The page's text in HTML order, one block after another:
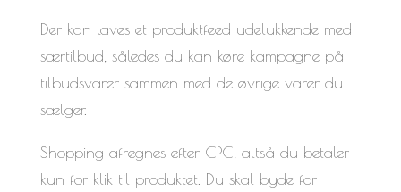
Der kan laves et produktfeed udelukkende med
særtilbud, således du kan køre kampagne på
tilbudsvarer sammen med de øvrige varer du
sælger.
Shopping afregnes efter CPC, altså du betaler
kun for klik til produktet. Du skal byde for